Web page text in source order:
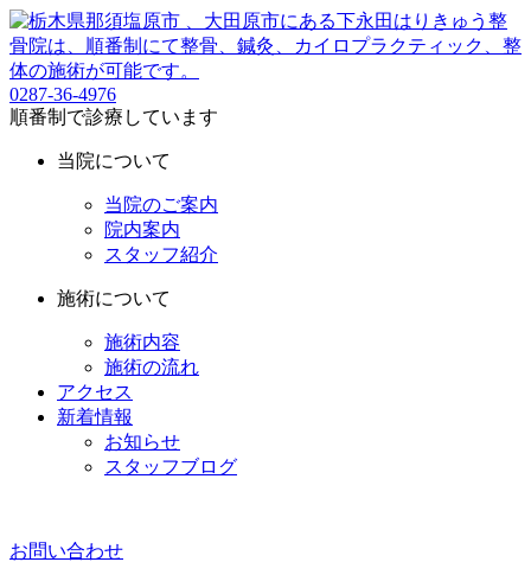
0287-36-4976
順番制で診療しています
当院について
当院のご案内
院内案内
スタッフ紹介
施術について
施術内容
施術の流れ
アクセス
新着情報
お知らせ
スタッフブログ
お問い合わせ